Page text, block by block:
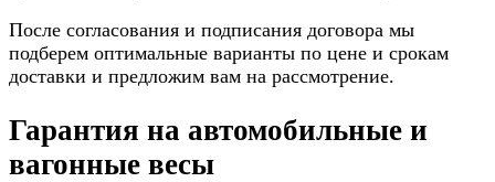
После согласования и подписания договора мы
подберем оптимальные варианты по цене и срокам
доставки и предложим вам на рассмотрение.
Гарантия на автомобильные и
вагонные весы